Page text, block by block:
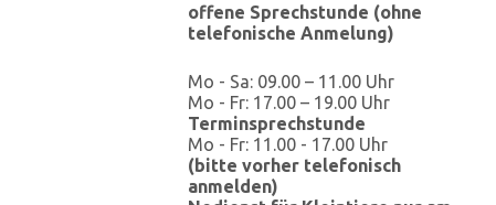
offene Sprechstunde (ohne
telefonische Anmelung)
Mo - Sa: 09.00 – 11.00 Uhr
Mo - Fr: 17.00 – 19.00 Uhr
Terminsprechstunde
Mo - Fr: 11.00 - 17.00 Uhr
(bitte vorher telefonisch
anmelden)